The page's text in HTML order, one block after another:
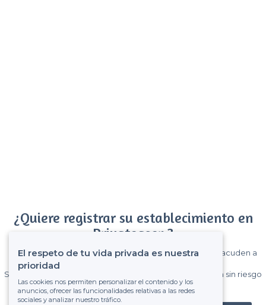
¿Quiere registrar su establecimiento en
Privateaser ?
Gane muchos clientes entre el millón de visitantes que acuden a
Sin comisiones y sin compromiso, pagas una cantidad fija sin riesgo
de ver la factura.
El respeto de tu vida privada es nuestra
prioridad
Las cookies nos permiten personalizar el contenido y los
anuncios, ofrecer las funcionalidades relativas a las redes
sociales y analizar nuestro tráfico.